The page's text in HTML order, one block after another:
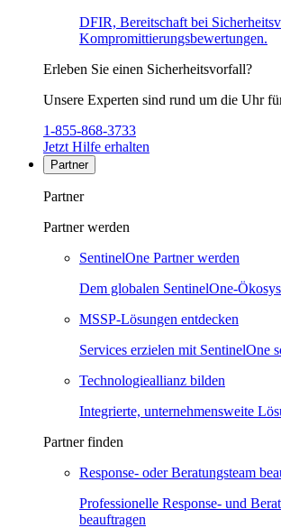
DFIR, Bereitschaft bei
Kompromittierungsbewertungen.
Erleben Sie einen Sicherheitsvorfall?
Unsere Experten sind rund um die Uhr
1-855-868-3733
Jetzt Hilfe erhalten
Partner
Partner
Partner werden
SentinelOne Partner werden
Dem globalen SentinelOne-
MSSP-Lösungen entdecken
Services erzielen mit SentinelOne
Technologieallianz bilden
Integrierte, unternehmensweite
Partner finden
Response- oder Beratungsteam
Professionelle Response- und
beauftragen